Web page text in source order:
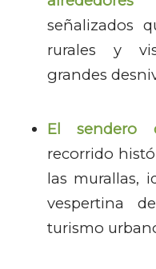
señalizados
rurales y
grandes
El sendero
recorrido
las murallas,
vespertina
turismo